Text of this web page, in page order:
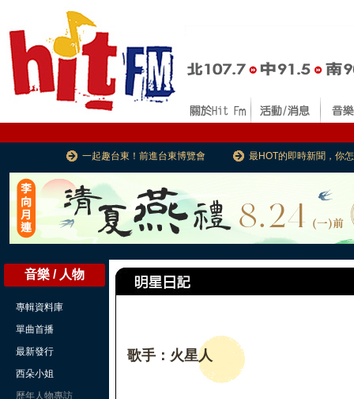
一起趣台東！前進台東博覽會 最HOT的即時新聞，你
音樂 / 人物
專輯資料庫
單曲首播
最新發行
西朵小姐
歷年人物專訪
歌手：火星人